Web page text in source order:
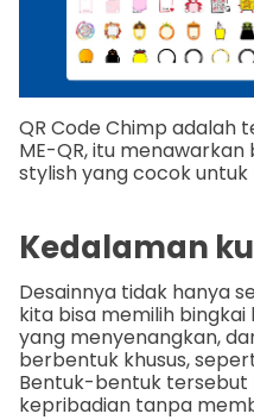
QR Code Chimp adalah
ME-QR, itu
stylish yang cocok
Kedalaman
Desainnya tidak hanya
kita bisa memilih
yang menyenangkan,
berbentuk khusus,
Bentuk-bentuk
kepribadian tanpa